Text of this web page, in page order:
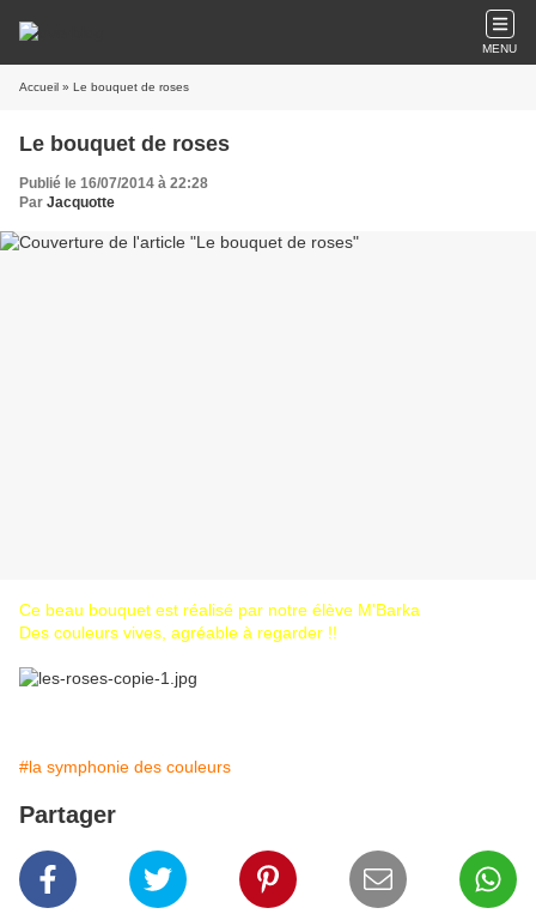
MENU
Accueil » Le bouquet de roses
Le bouquet de roses
Publié le 16/07/2014 à 22:28
Par Jacquotte
Ce beau bouquet est réalisé par notre élève M'Barka
Des couleurs vives, agréable à regarder !!
#la symphonie des couleurs
Partager